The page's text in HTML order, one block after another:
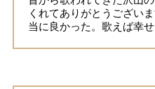
くれてありがとうござい
当に良かった。歌えば幸せ